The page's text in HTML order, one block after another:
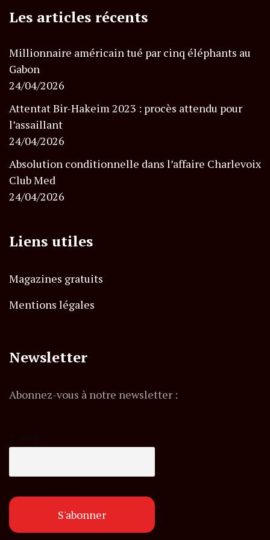
Les articles récents
Millionnaire américain tué par cinq éléphants au
Gabon
24/04/2026
Attentat Bir-Hakeim 2023 : procès attendu pour
l’assaillant
24/04/2026
Absolution conditionnelle dans l’affaire Charlevoix
Club Med
24/04/2026
Liens utiles
Magazines gratuits
Mentions légales
Newsletter
Abonnez-vous à notre newsletter :